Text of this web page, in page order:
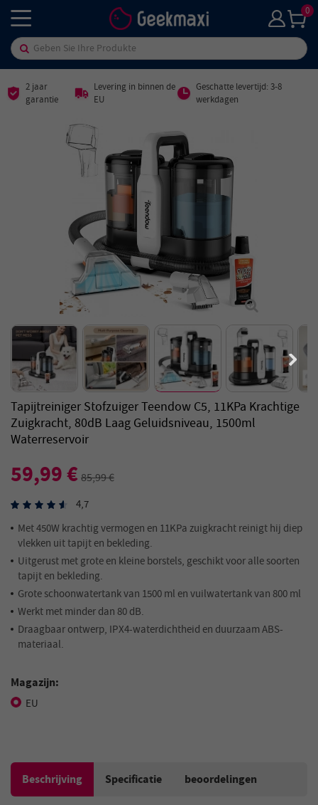
0
2 jaar
garantie
Levering in binnen de
EU
Geschatte levertijd: 3-8
werkdagen
Tapijtreiniger Stofzuiger Teendow C5, 11KPa Krachtige
Zuigkracht, 80dB Laag Geluidsniveau, 1500ml
Waterreservoir
59,99 €85,99 €
4,7
Met 450W krachtig vermogen en 11KPa zuigkracht reinigt hij diep
vlekken uit tapijt en bekleding.
Uitgerust met grote en kleine borstels, geschikt voor alle soorten
tapijt en bekleding.
Grote schoonwatertank van 1500 ml en vuilwatertank van 800 ml
Werkt met minder dan 80 dB.
Draagbaar ontwerp, IPX4-waterdichtheid en duurzaam ABS-
materiaal.
Magazijn:
EU
Beschrijving Specificatie beoordelingen